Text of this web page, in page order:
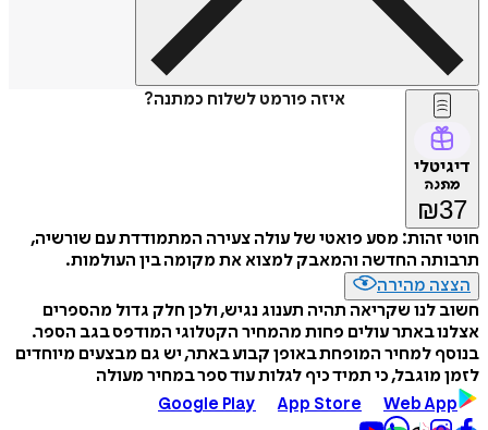
איזה פורמט לשלוח כמתנה?
דיגיטלי
מתנה
₪37
חוטי זהות: מסע פואטי של עולה צעירה המתמודדת עם שורשיה,
תרבותה החדשה והמאבק למצוא את מקומה בין העולמות.
הצצה מהירה
חשוב לנו שקריאה תהיה תענוג נגיש, ולכן חלק גדול מהספרים
אצלנו באתר עולים פחות מהמחיר הקטלוגי המודפס בגב הספר.
בנוסף למחיר המופחת באופן קבוע באתר, יש גם מבצעים מיוחדים
לזמן מוגבל, כי תמיד כיף לגלות עוד ספר במחיר מעולה
Google Play
App Store Web App